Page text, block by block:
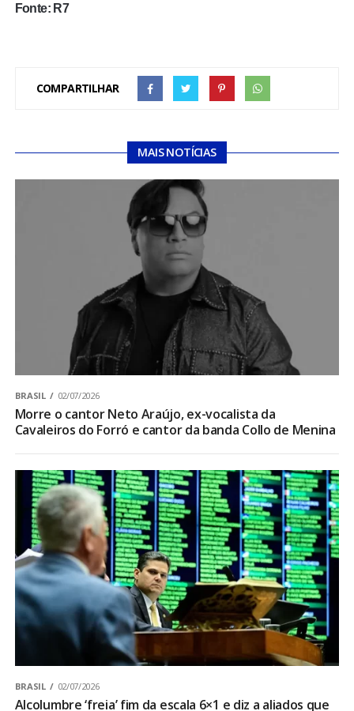
Fonte: R7
COMPARTILHAR
MAIS NOTÍCIAS
BRASIL 02/07/2026
Morre o cantor Neto Araújo, ex-vocalista da
Cavaleiros do Forró e cantor da banda Collo de Menina
BRASIL 02/07/2026
Alcolumbre ‘freia’ fim da escala 6×1 e diz a aliados que